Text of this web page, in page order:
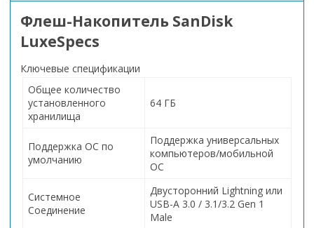
Флеш-Накопитель SanDisk
LuxeSpecs
Ключевые спецификации
Общее количество
установленного
хранилища
64 ГБ
Поддержка ОС по
умолчанию
Поддержка универсальных
компьютеров/мобильной
ОС
Системное
Соединение
Двусторонний Lightning или
USB-A 3.0 / 3.1/3.2 Gen 1
Male